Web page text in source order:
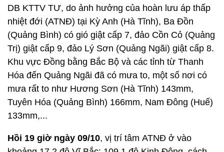
DB KTTV TƯ, do ảnh hưởng của hoàn lưu áp thấp
nhiệt đới (ATNĐ) tại Kỳ Anh (Hà Tĩnh), Ba Đồn
(Quảng Bình) có gió giật cấp 7, đảo Cồn Cỏ (Quảng
Trị) giật cấp 9, đảo Lý Sơn (Quảng Ngãi) giật cấp 8.
Khu vực Đồng bằng Bắc Bộ và các tỉnh từ Thanh
Hóa đến Quảng Ngãi đã có mưa to, một số nơi có
mưa rất to như Hương Sơn (Hà Tĩnh) 143mm,
Tuyên Hóa (Quảng Bình) 166mm, Nam Đông (Huế)
133mm,...
Hồi 19 giờ ngày 09/10, vị trí tâm ATNĐ ở vào